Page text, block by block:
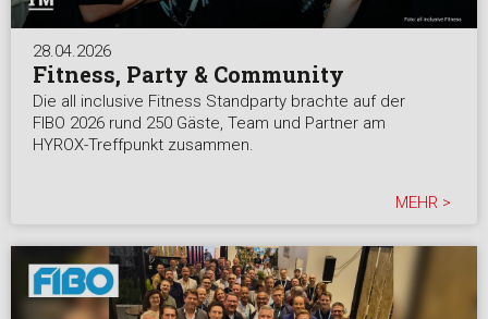
28.04.2026
Fitness, Party & Community
Die all inclusive Fitness Standparty brachte auf der
FIBO 2026 rund 250 Gäste, Team und Partner am
HYROX-Treffpunkt zusammen.
MEHR >